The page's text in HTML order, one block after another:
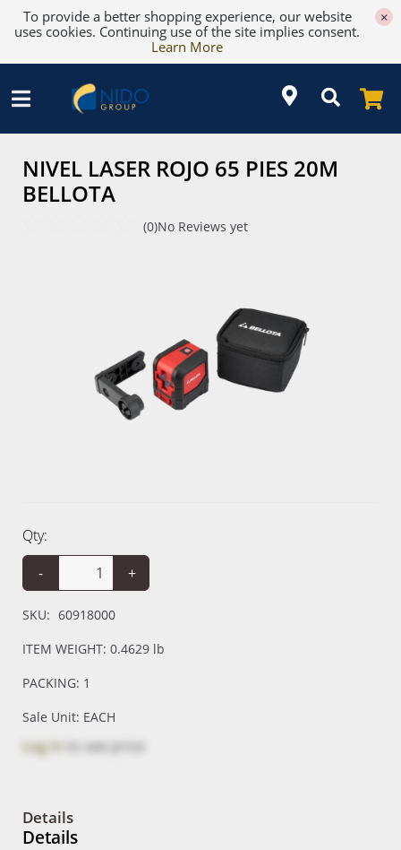
To provide a better shopping experience, our website
uses cookies. Continuing use of the site implies consent.
Learn More
×
NIVEL LASER ROJO 65 PIES 20M
BELLOTA
(0)No Reviews yet
Qty:
-
+
SKU: 60918000
ITEM WEIGHT: 0.4629 lb
PACKING: 1
Sale Unit: EACH
Log in to see price
Details
Details